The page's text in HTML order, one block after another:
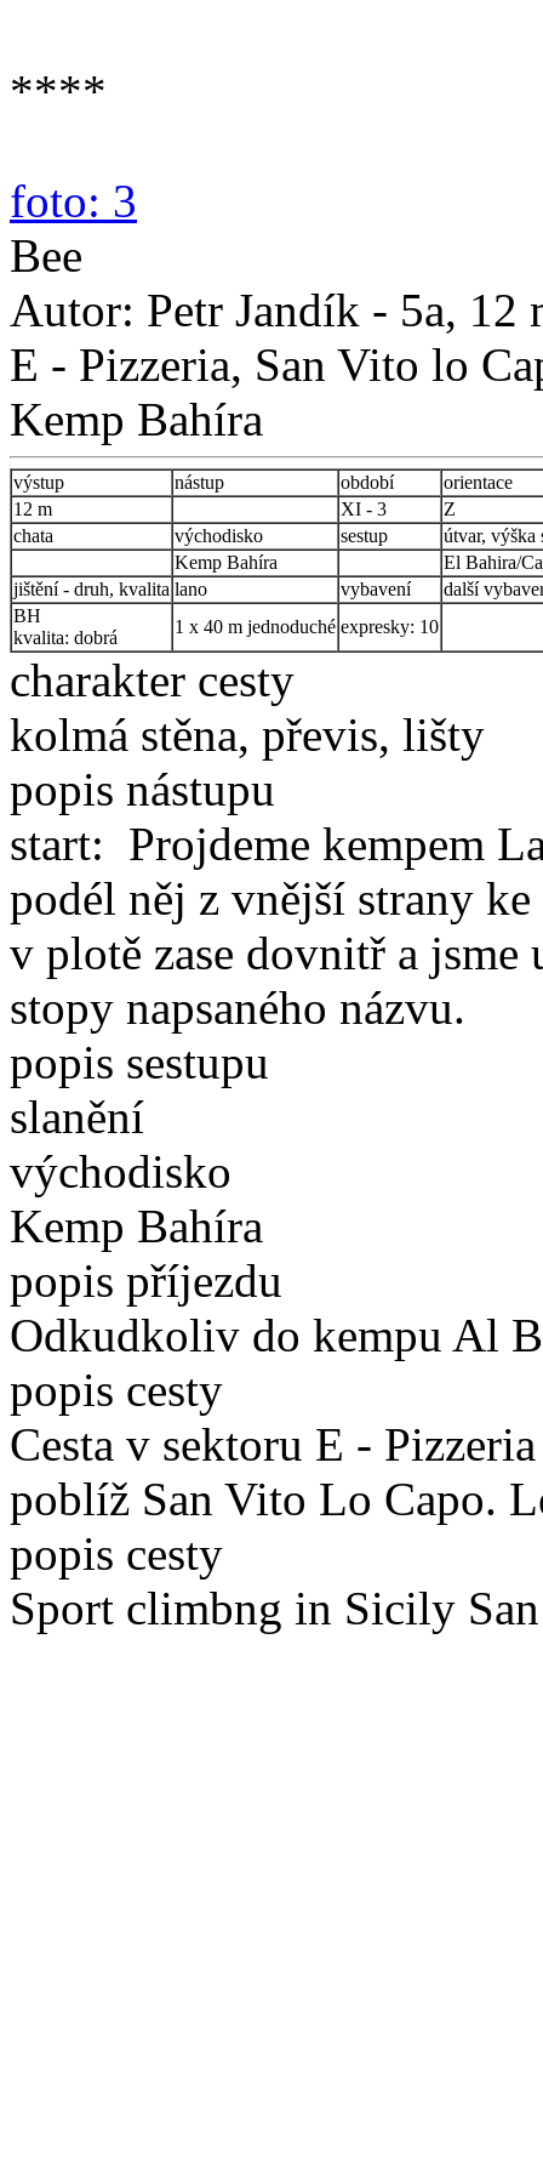
****
foto: 3
Bee
Autor: Petr Jandík - 5a, 12
E - Pizzeria, San Vito lo
Kemp Bahíra
výstup nástup období
orientace
12 m
XI - 3
Z
chata
východisko sestup
útvar, výška
Kemp Bahíra
El Bahira/
jištění - druh, kvalita lano vybavení
další
BH
kvalita: dobrá
1 x 40 m jednoduché expresky: 10
charakter cesty
kolmá stěna, převis, lišty
popis nástupu
start: Projdeme kempem
podél něj z vnější strany
v plotě zase dovnitř a jsme
stopy napsaného názvu.
popis sestupu
slanění
východisko
Kemp Bahíra
popis příjezdu
Odkudkoliv do kempu Al
popis cesty
Cesta v sektoru E -
poblíž San Vito Lo Capo.
popis cesty
Sport climbng in Sicily